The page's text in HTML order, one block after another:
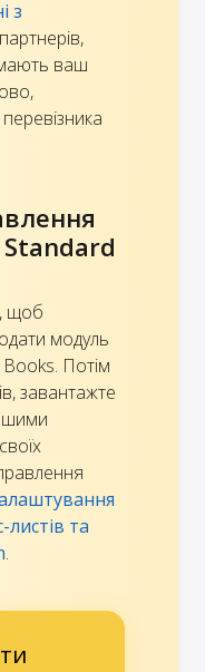
з
мають ваш
щоб
модуль
Потім
завантажте
листів та
.